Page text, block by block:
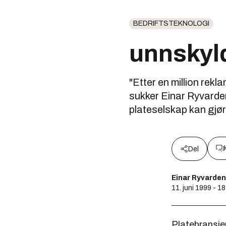
BEDRIFTSTEKNOLOGI
"Etter en million
sukker Einar
plateselskap kan
Del
Einar Ryvarden
11. juni 1999 -